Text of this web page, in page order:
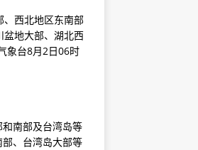
、西北地区东南部
地大部、湖北西
象台8月2日06时
南部及台湾岛等
、台湾岛大部等